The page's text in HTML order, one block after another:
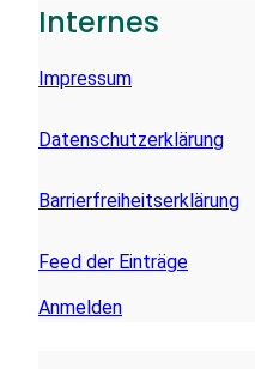
Internes
Impressum
Datenschutzerklärung
Barrierfreiheitserklärung
Feed der Einträge
Anmelden